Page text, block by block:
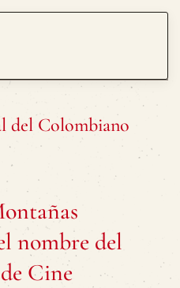
del Colombiano
nombre del
Cine